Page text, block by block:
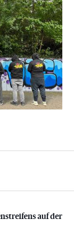
auf der A3
auf der